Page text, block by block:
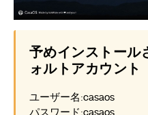
予めインストール
ォルトアカウント
ユーザー名:casaos
パスワード:casaos